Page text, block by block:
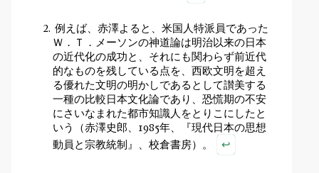
例えば、赤澤よると、米国人特派員であった
Ｗ．Ｔ．メーソンの神道論は明治以来の日本
の近代化の成功と、それにも関わらず前近代
的なものを残している点を、西欧文明を超え
る優れた文明の明かしであるとして讃美する
一種の比較日本文化論であり、恐慌期の不安
にさいなまれた都市知識人をとりこにしたと
いう（赤澤史郎、1985年、『現代日本の思想
動員と宗教統制』、校倉書房）。
↩